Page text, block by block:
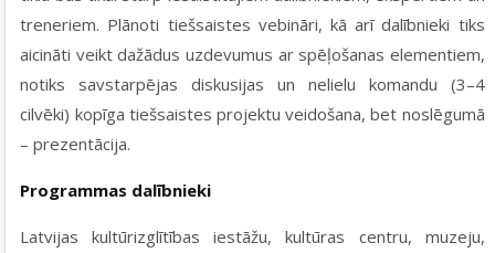
treneriem. Plānoti tiešsaistes vebināri, kā arī dalībnieki tiks
aicināti veikt dažādus uzdevumus ar spēļošanas elementiem,
notiks savstarpējas diskusijas un nelielu komandu (3–4
cilvēki) kopīga tiešsaistes projektu veidošana, bet noslēgumā
– prezentācija.
Programmas dalībnieki
Latvijas kultūrizglītības iestāžu, kultūras centru, muzeju,